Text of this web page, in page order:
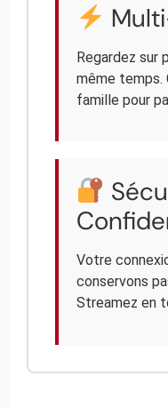
Regardez sur
même temps.
famille pour
Votre
conservons
Streamez en